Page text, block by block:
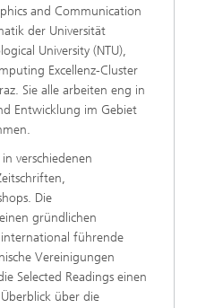
and Communication
der Universität
University (NTU),
Excellenz-Cluster
Sie alle arbeiten eng in
Entwicklung im Gebiet
verschiedenen
Die
gründlichen
führende
Vereinigungen
Selected Readings einen
über die